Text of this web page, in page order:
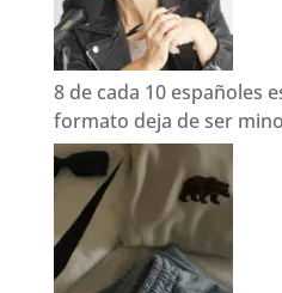
8 de cada 10 españoles
formato deja de ser